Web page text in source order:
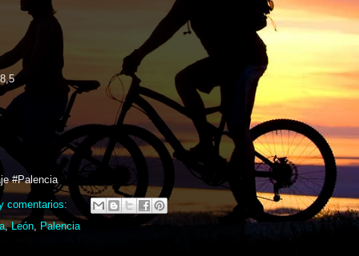
#Palencia
comentarios:
,León, Palencia